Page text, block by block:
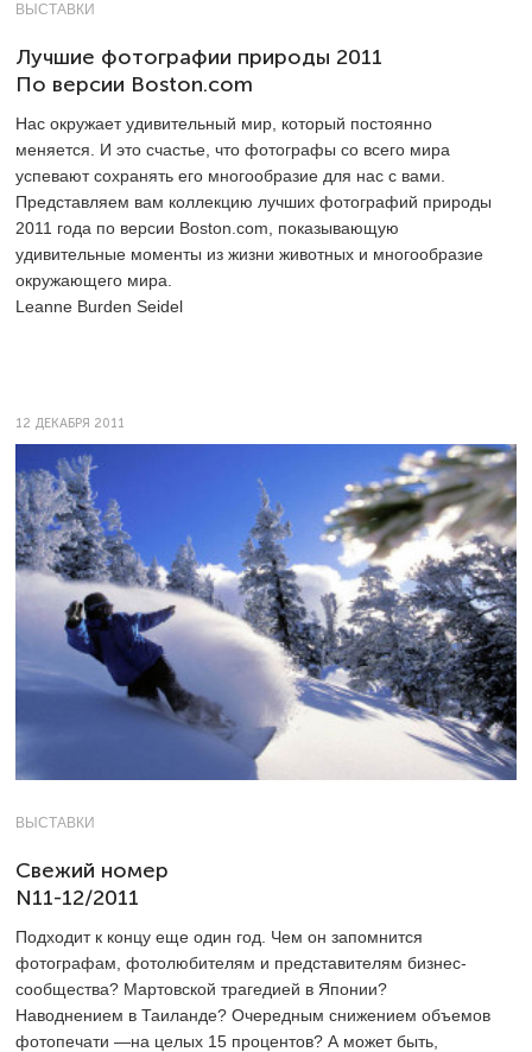
ВЫСТАВКИ
Лучшие фотографии природы 2011
По версии Boston.com
Нас окружает удивительный мир, который постоянно
меняется. И это счастье, что фотографы со всего мира
успевают сохранять его многообразие для нас с вами.
Представляем вам коллекцию лучших фотографий природы
2011 года по версии Boston.com, показывающую
удивительные моменты из жизни животных и многообразие
окружающего мира.
Leanne Burden Seidel
12 ДЕКАБРЯ 2011
ВЫСТАВКИ
Свежий номер
N11-12/2011
Подходит к концу еще один год. Чем он запомнится
фотографам, фотолюбителям и представителям бизнес-
сообщества? Мартовской трагедией в Японии?
Наводнением в Таиланде? Очередным снижением объемов
фотопечати —на целых 15 процентов? А может быть,